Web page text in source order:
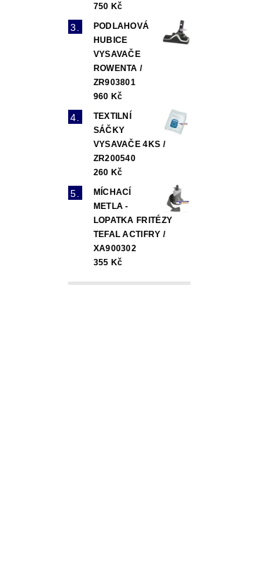
750 Kč
PODLAHOVÁ
HUBICE
VYSAVAČE
ROWENTA /
ZR903801
960 Kč
TEXTILNÍ
SÁČKY
VYSAVAČE 4KS /
ZR200540
260 Kč
MÍCHACÍ
METLA -
LOPATKA FRITÉZY
TEFAL ACTIFRY /
XA900302
355 Kč